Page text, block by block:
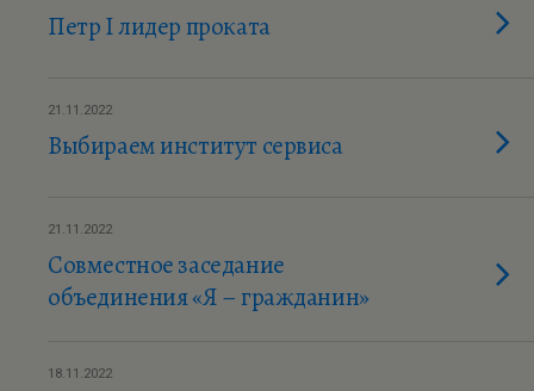
Петр I лидер проката
21.11.2022
Выбираем институт сервиса
21.11.2022
Совместное заседание
объединения «Я – гражданин»
18.11.2022